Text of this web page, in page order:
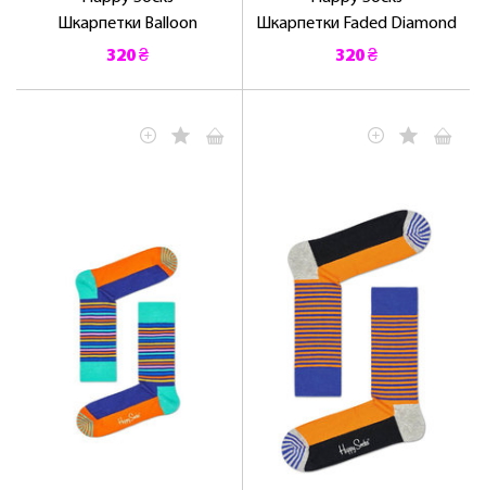
Шкарпетки Balloon
320 ₴
Шкарпетки Faded Diamond
320 ₴